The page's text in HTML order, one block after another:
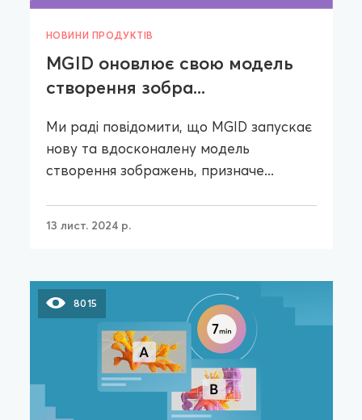
НОВИНИ ПРОДУКТІВ
MGID оновлює свою модель
створення зобра...
Ми раді повідомити, що MGID запускає
нову та вдосконалену модель
створення зображень, призначе...
13 лист. 2024 р.
8015